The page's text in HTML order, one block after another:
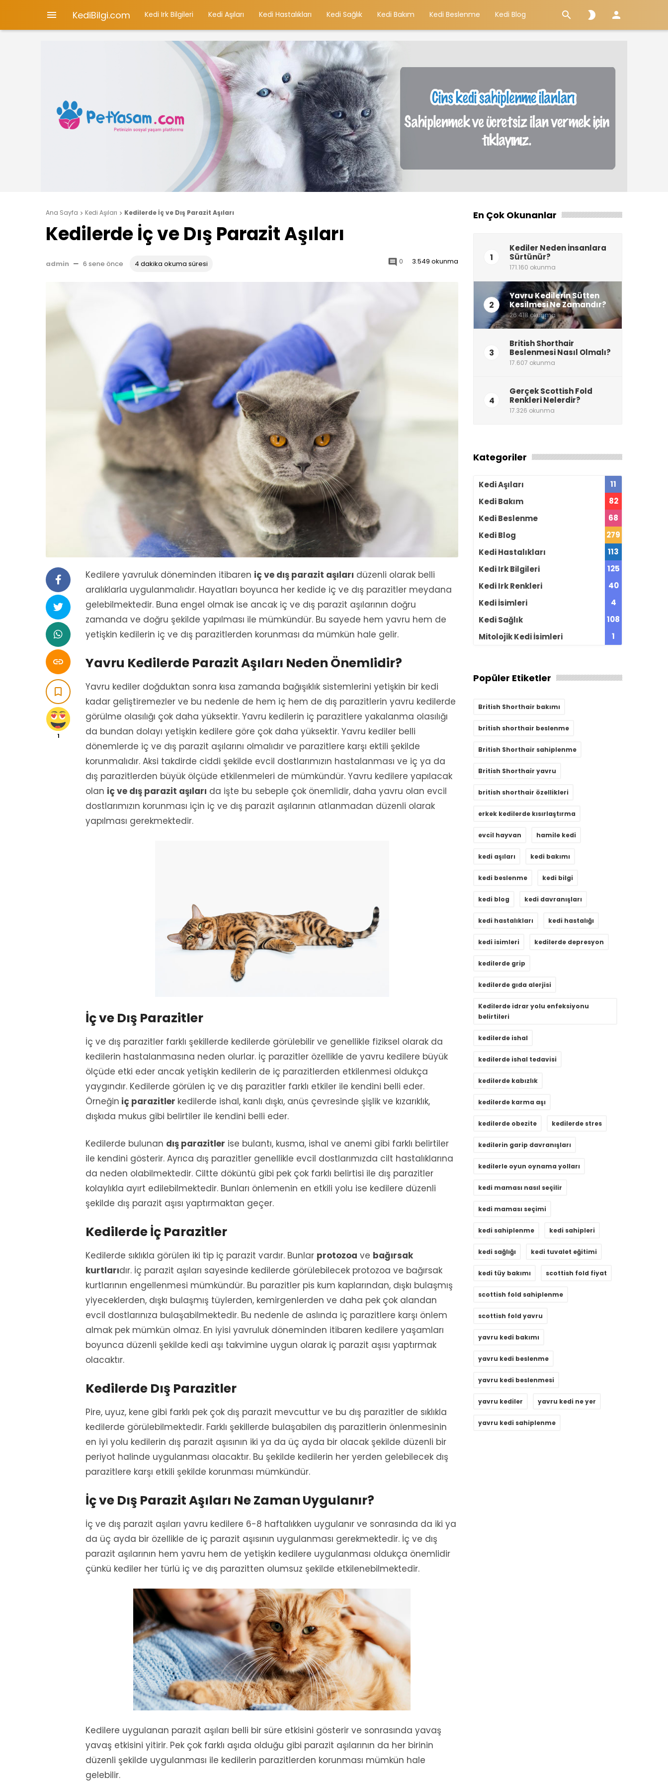
 KediBilgi.com Kedi Irk Bilgileri Kedi Aşıları Kedi Hastalıkları Kedi Sağlık Kedi Bakım Kedi Beslenme Kedi Blog   
Ana Sayfa  Kedi Aşıları  Kedilerde İç ve Dış Parazit Aşıları
Kedilerde İç ve Dış Parazit Aşıları
admin — 6 sene önce 4 dakika okuma süresi  0 3.549 okunma


1
Kedilere yavruluk döneminden itibaren iç ve dış parazit aşıları düzenli olarak belli
aralıklarla uygulanmalıdır. Hayatları boyunca her kedide iç ve dış parazitler meydana
gelebilmektedir. Buna engel olmak ise ancak iç ve dış parazit aşılarının doğru
zamanda ve doğru şekilde yapılması ile mümkündür. Bu sayede hem yavru hem de
yetişkin kedilerin iç ve dış parazitlerden korunması da mümkün hale gelir.
Yavru Kedilerde Parazit Aşıları Neden Önemlidir?
Yavru kediler doğduktan sonra kısa zamanda bağışıklık sistemlerini yetişkin bir kedi
kadar geliştiremezler ve bu nedenle de hem iç hem de dış parazitlerin yavru kedilerde
görülme olasılığı çok daha yüksektir. Yavru kedilerin iç parazitlere yakalanma olasılığı
da bundan dolayı yetişkin kedilere göre çok daha yüksektir. Yavru kediler belli
dönemlerde iç ve dış parazit aşılarını olmalıdır ve parazitlere karşı ektili şekilde
korunmalıdır. Aksi takdirde ciddi şekilde evcil dostlarımızın hastalanması ve iç ya da
dış parazitlerden büyük ölçüde etkilenmeleri de mümkündür. Yavru kedilere yapılacak
olan iç ve dış parazit aşıları da işte bu sebeple çok önemlidir, daha yavru olan evcil
dostlarımızın korunması için iç ve dış parazit aşılarının atlanmadan düzenli olarak
yapılması gerekmektedir.
İç ve Dış Parazitler
İç ve dış parazitler farklı şekillerde kedilerde görülebilir ve genellikle fiziksel olarak da
kedilerin hastalanmasına neden olurlar. İç parazitler özellikle de yavru kedilere büyük
ölçüde etki eder ancak yetişkin kedilerin de iç parazitlerden etkilenmesi oldukça
yaygındır. Kedilerde görülen iç ve dış parazitler farklı etkiler ile kendini belli eder.
Örneğin iç parazitler kedilerde ishal, kanlı dışkı, anüs çevresinde şişlik ve kızarıklık,
dışkıda mukus gibi belirtiler ile kendini belli eder.
Kedilerde bulunan dış parazitler ise bulantı, kusma, ishal ve anemi gibi farklı belirtiler
ile kendini gösterir. Ayrıca dış parazitler genellikle evcil dostlarımızda cilt hastalıklarına
da neden olabilmektedir. Ciltte döküntü gibi pek çok farklı belirtisi ile dış parazitler
kolaylıkla ayırt edilebilmektedir. Bunları önlemenin en etkili yolu ise kedilere düzenli
şekilde dış parazit aşısı yaptırmaktan geçer.
Kedilerde İç Parazitler
Kedilerde sıklıkla görülen iki tip iç parazit vardır. Bunlar protozoa ve bağırsak
kurtlarıdır. İç parazit aşıları sayesinde kedilerde görülebilecek protozoa ve bağırsak
kurtlarının engellenmesi mümkündür. Bu parazitler pis kum kaplarından, dışkı bulaşmış
yiyeceklerden, dışkı bulaşmış tüylerden, kemirgenlerden ve daha pek çok alandan
evcil dostlarınıza bulaşabilmektedir. Bu nedenle de aslında iç parazitlere karşı önlem
almak pek mümkün olmaz. En iyisi yavruluk döneminden itibaren kedilere yaşamları
boyunca düzenli şekilde kedi aşı takvimine uygun olarak iç parazit aşısı yaptırmak
olacaktır.
Kedilerde Dış Parazitler
Pire, uyuz, kene gibi farklı pek çok dış parazit mevcuttur ve bu dış parazitler de sıklıkla
kedilerde görülebilmektedir. Farklı şekillerde bulaşabilen dış parazitlerin önlenmesinin
en iyi yolu kedilerin dış parazit aşısının iki ya da üç ayda bir olacak şekilde düzenli bir
periyot halinde uygulanması olacaktır. Bu şekilde kedilerin her yerden gelebilecek dış
parazitlere karşı etkili şekilde korunması mümkündür.
İç ve Dış Parazit Aşıları Ne Zaman Uygulanır?
İç ve dış parazit aşıları yavru kedilere 6-8 haftalıkken uygulanır ve sonrasında da iki ya
da üç ayda bir özellikle de iç parazit aşısının uygulanması gerekmektedir. İç ve dış
parazit aşılarının hem yavru hem de yetişkin kedilere uygulanması oldukça önemlidir
çünkü kediler her türlü iç ve dış parazitten olumsuz şekilde etkilenebilmektedir.
Kedilere uygulanan parazit aşıları belli bir süre etkisini gösterir ve sonrasında yavaş
yavaş etkisini yitirir. Pek çok farklı aşıda olduğu gibi parazit aşılarının da her birinin
düzenli şekilde uygulanması ile kedilerin parazitlerden korunması mümkün hale
gelebilir.
En Çok Okunanlar
1
Kediler Neden İnsanlara
Sürtünür?
171.160 okunma
2
Yavru Kedilerin Sütten
Kesilmesi Ne Zamandır?
26.418 okunma
3
British Shorthair
Beslenmesi Nasıl Olmalı?
17.607 okunma
4
Gerçek Scottish Fold
Renkleri Nelerdir?
17.326 okunma
Kategoriler
Kedi Aşıları
11
Kedi Bakım
82
Kedi Beslenme
68
Kedi Blog
279
Kedi Hastalıkları
113
Kedi Irk Bilgileri
125
Kedi Irk Renkleri
40
Kedi İsimleri
4
Kedi Sağlık
108
Mitolojik Kedi İsimleri
1
Popüler Etiketler
British Shorthair bakımı
british shorthair beslenme
British Shorthair sahiplenme
British Shorthair yavru
british shorthair özellikleri
erkek kedilerde kısırlaştırma
evcil hayvan hamile kedi
kedi aşıları kedi bakımı
kedi beslenme kedi bilgi
kedi blog kedi davranışları
kedi hastalıkları kedi hastalığı
kedi isimleri kedilerde depresyon
kedilerde grip
kedilerde gıda alerjisi
Kedilerde idrar yolu enfeksiyonu
belirtileri
kedilerde ishal
kedilerde ishal tedavisi
kedilerde kabızlık
kedilerde karma aşı
kedilerde obezite kedilerde stres
kedilerin garip davranışları
kedilerle oyun oynama yolları
kedi maması nasıl seçilir
kedi maması seçimi
kedi sahiplenme kedi sahipleri
kedi sağlığı kedi tuvalet eğitimi
kedi tüy bakımı scottish fold fiyat
scottish fold sahiplenme
scottish fold yavru
yavru kedi bakımı
yavru kedi beslenme
yavru kedi beslenmesi
yavru kediler yavru kedi ne yer
yavru kedi sahiplenme